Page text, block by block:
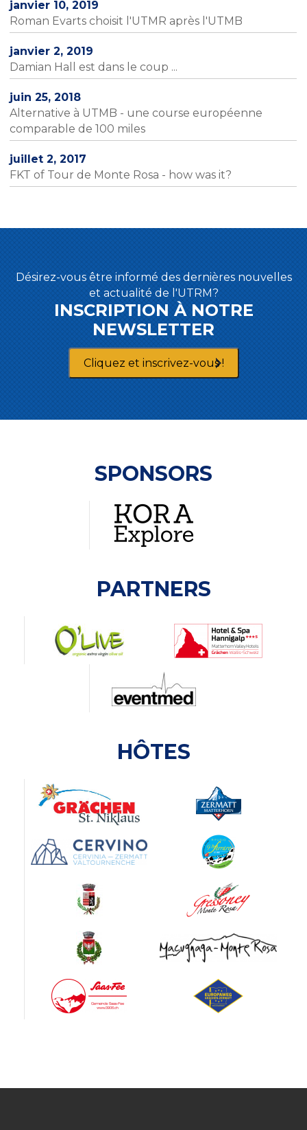
janvier 10, 2019
Roman Evarts choisit l'UTMR après l'UTMB
janvier 2, 2019
Damian Hall est dans le coup ...
juin 25, 2018
Alternative à UTMB - une course européenne
comparable de 100 miles
juillet 2, 2017
FKT of Tour de Monte Rosa - how was it?
Désirez-vous être informé des dernières nouvelles
et actualité de l'UTRM?
INSCRIPTION À NOTRE
NEWSLETTER
Cliquez et inscrivez-vous !
SPONSORS
PARTNERS
HÔTES